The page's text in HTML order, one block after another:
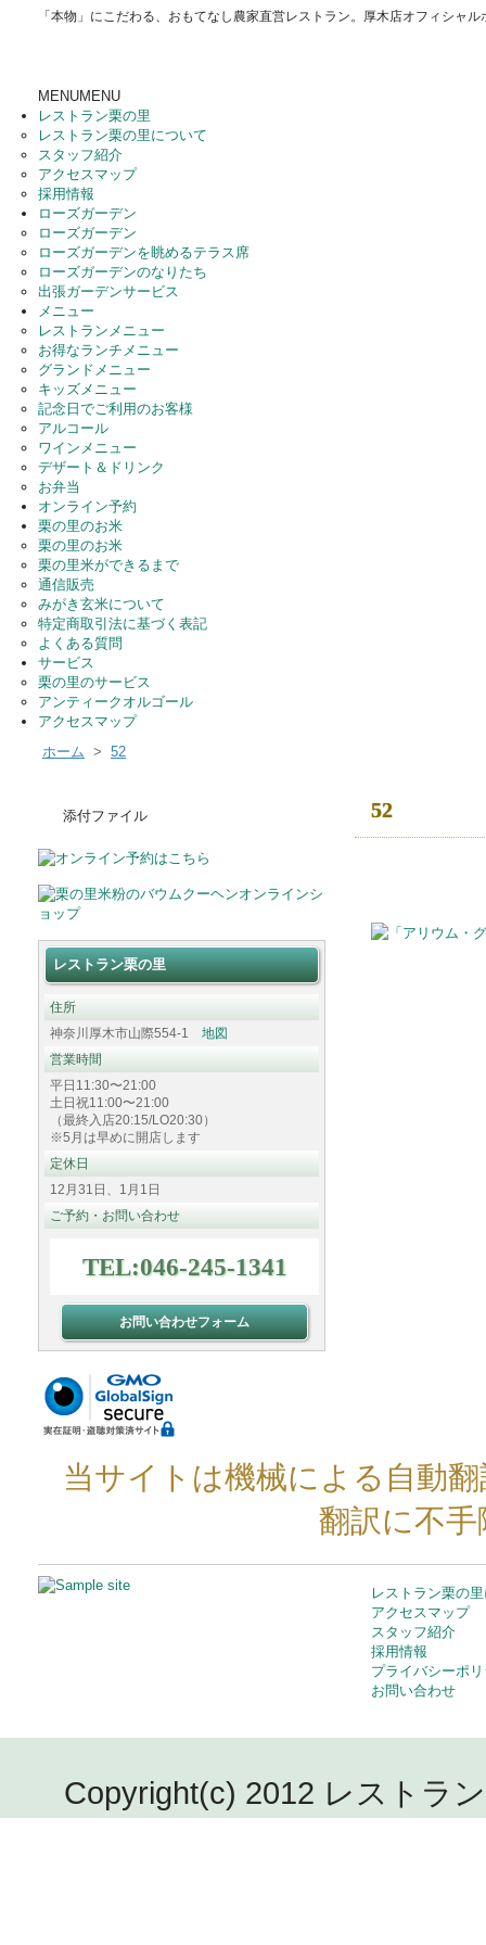
「本物」にこだわる、おもてなし農家直営レストラン。厚木店オフィシャル
MENUMENU
レストラン栗の里
レストラン栗の里について
スタッフ紹介
アクセスマップ
採用情報
ローズガーデン
ローズガーデン
ローズガーデンを眺めるテラス席
ローズガーデンのなりたち
出張ガーデンサービス
メニュー
レストランメニュー
お得なランチメニュー
グランドメニュー
キッズメニュー
記念日でご利用のお客様
アルコール
ワインメニュー
デザート＆ドリンク
お弁当
オンライン予約
栗の里のお米
栗の里のお米
栗の里米ができるまで
通信販売
みがき玄米について
特定商取引法に基づく表記
よくある質問
サービス
栗の里のサービス
アンティークオルゴール
アクセスマップ
ホーム > 52
52
添付ファイル
レストラン栗の里
住所
神奈川厚木市山際554-1 地図
営業時間
平日11:30〜21:00
土日祝11:00〜21:00
（最終入店20:15/LO20:30）
※5月は早めに開店します
定休日
12月31日、1月1日
ご予約・お問い合わせ
TEL:046-245-1341
お問い合わせフォーム
当サイトは機械による自動
翻訳に不
レストラン栗の
アクセスマップ
スタッフ紹介
採用情報
プライバシーポ
お問い合わせ
Copyright(c) 2012 レストラ